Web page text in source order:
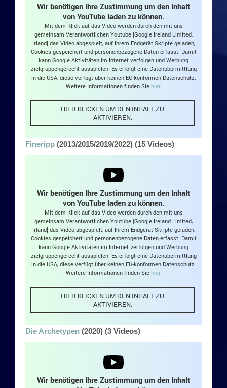
Wir benötigen Ihre Zustimmung um den Inhalt
von YouTube laden zu können.
Mit dem Klick auf das Video werden durch den mit uns
gemeinsam Verantwortlichen Youtube [Google Ireland Limited,
Irland] das Video abgespielt, auf Ihrem Endgerät Skripte geladen,
Cookies gespeichert und personenbezogene Daten erfasst. Damit
kann Google Aktivitäten im Internet verfolgen und Werbung
zielgruppengerecht ausspielen. Es erfolgt eine Datenübermittlung
in die USA, diese verfügt über keinen EU-konformen Datenschutz.
Weitere Informationen finden Sie hier.
HIER KLICKEN UM DEN INHALT ZU
AKTIVIEREN.
Fineripp (2013/2015/2019/2022) (15 Videos)
Wir benötigen Ihre Zustimmung um den Inhalt
von YouTube laden zu können.
Mit dem Klick auf das Video werden durch den mit uns
gemeinsam Verantwortlichen Youtube [Google Ireland Limited,
Irland] das Video abgespielt, auf Ihrem Endgerät Skripte geladen,
Cookies gespeichert und personenbezogene Daten erfasst. Damit
kann Google Aktivitäten im Internet verfolgen und Werbung
zielgruppengerecht ausspielen. Es erfolgt eine Datenübermittlung
in die USA, diese verfügt über keinen EU-konformen Datenschutz.
Weitere Informationen finden Sie hier.
HIER KLICKEN UM DEN INHALT ZU
AKTIVIEREN.
Die Archetypen (2020) (3 Videos)
Wir benötigen Ihre Zustimmung um den Inhalt